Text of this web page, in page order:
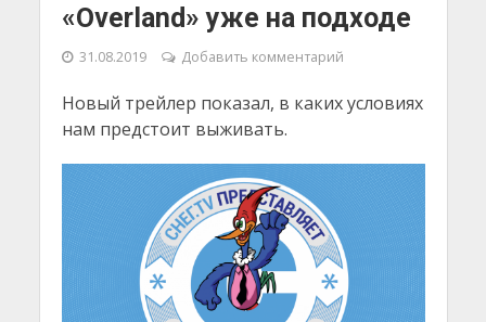
«Overland» уже на подходе
31.08.2019 Добавить комментарий
Новый трейлер показал, в каких условиях
нам предстоит выживать.